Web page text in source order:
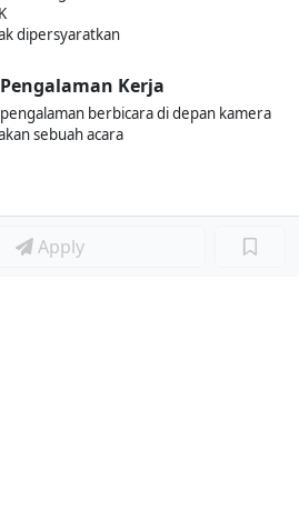
dipersyaratkan
Kerja
berbicara di depan kamera
sebuah acara
Apply